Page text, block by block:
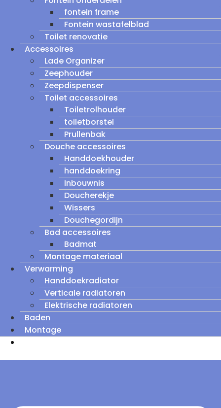
fontein frame
Fontein wastafelblad
Toilet renovatie
Accessoires
Lade Organizer
Zeephouder
Zeepdispenser
Toilet accessoires
Toiletrolhouder
toiletborstel
Prullenbak
Douche accessoires
Handdoekhouder
handdoekring
Inbouwnis
Doucherekje
Wissers
Douchegordijn
Bad accessoires
Badmat
Montage materiaal
Verwarming
Handdoekradiator
Verticale radiatoren
Elektrische radiatoren
Baden
Montage